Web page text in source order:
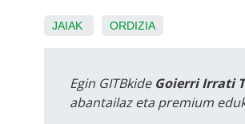
JAIAK ORDIZIA
Egin GITBkide Goierri Irrati
abantailaz eta premium